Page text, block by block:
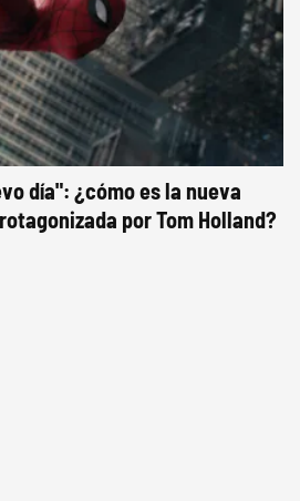
día": ¿cómo es la nueva
por Tom Holland?